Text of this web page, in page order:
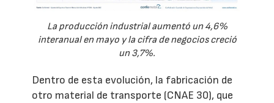
La producción industrial aumentó un 4,6%
interanual en mayo y la cifra de negocios creció
un 3,7%.
Dentro de esta evolución, la fabricación de
otro material de transporte (CNAE 30), que